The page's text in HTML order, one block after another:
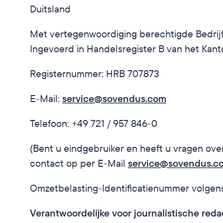
Duitsland
Met vertegenwoordiging berechtigde
Ingevoerd in Handelsregister B van het
Registernummer: HRB 707873
E-Mail: service@sovendus.com
Telefoon: +49 721 / 957 846-0
(Bent u eindgebruiker en heeft u vragen
contact op per E-Mail
Omzetbelasting-Identificatienummer
Verantwoordelijke voor journalistische